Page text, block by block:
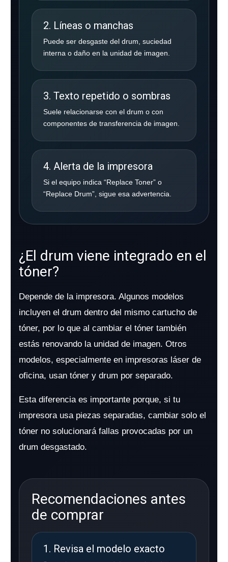
2. Líneas o manchas
Puede ser desgaste del drum, suciedad
interna o daño en la unidad de imagen.
3. Texto repetido o sombras
Suele relacionarse con el drum o con
componentes de transferencia de imagen.
4. Alerta de la impresora
Si el equipo indica “Replace Toner” o
“Replace Drum”, sigue esa advertencia.
¿El drum viene integrado en el
tóner?
Depende de la impresora. Algunos modelos
incluyen el drum dentro del mismo cartucho de
tóner, por lo que al cambiar el tóner también
estás renovando la unidad de imagen. Otros
modelos, especialmente en impresoras láser de
oficina, usan tóner y drum por separado.
Esta diferencia es importante porque, si tu
impresora usa piezas separadas, cambiar solo el
tóner no solucionará fallas provocadas por un
drum desgastado.
Recomendaciones antes
de comprar
1. Revisa el modelo exacto